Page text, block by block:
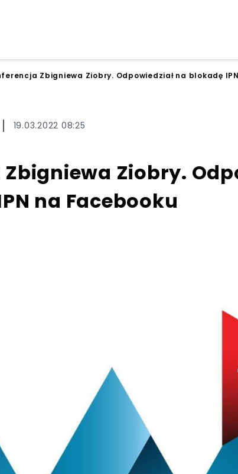
Zbigniewa Ziobry. Odpowiedział na blokadę
19.03.2022 08:25
Ziobry.
na Facebooku